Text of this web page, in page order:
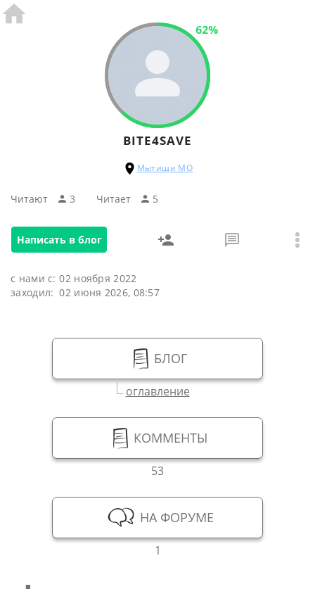
62%
BITE4SAVE
Мытищи МО
Читают 3 Читаeт 5
Написать в блог
с нами с: 02 ноября 2022
заходил: 02 июня 2026, 08:57
БЛОГ
оглавление
КОММЕНТЫ
53
НА ФОРУМЕ
1